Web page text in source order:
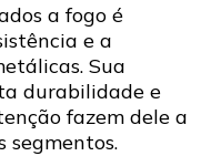
a fogo é
e a
Sua
durabilidade e
fazem dele a
segmentos.